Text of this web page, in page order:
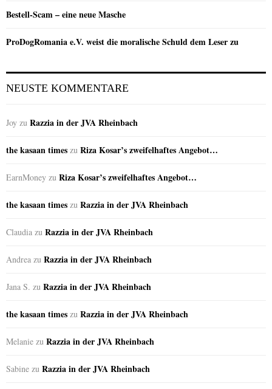
Bestell-Scam – eine neue Masche
ProDogRomania e.V. weist die moralische Schuld dem Leser zu
NEUSTE KOMMENTARE
Joy zu Razzia in der JVA Rheinbach
the kasaan times zu Riza Kosar’s zweifelhaftes Angebot…
EarnMoney zu Riza Kosar’s zweifelhaftes Angebot…
the kasaan times zu Razzia in der JVA Rheinbach
Claudia zu Razzia in der JVA Rheinbach
Andrea zu Razzia in der JVA Rheinbach
Jana S. zu Razzia in der JVA Rheinbach
the kasaan times zu Razzia in der JVA Rheinbach
Melanie zu Razzia in der JVA Rheinbach
Sabine zu Razzia in der JVA Rheinbach